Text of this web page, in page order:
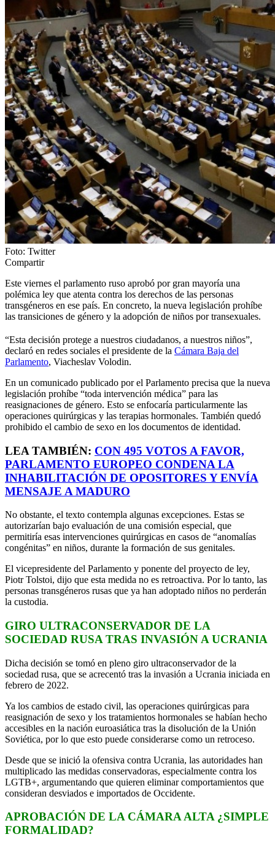
Foto: Twitter
Compartir
Este viernes el parlamento ruso aprobó por gran mayoría una
polémica ley que atenta contra los derechos de las personas
transgéneros en ese país. En concreto, la nueva legislación prohíbe
las transiciones de género y la adopción de niños por transexuales.
“Esta decisión protege a nuestros ciudadanos, a nuestros niños”,
declaró en redes sociales el presidente de la Cámara Baja del
Parlamento, Viacheslav Volodin.
En un comunicado publicado por el Parlamento precisa que la nueva
legislación prohíbe “toda intervención médica” para las
reasignaciones de género. Esto se enfocaría particularmente las
operaciones quirúrgicas y las terapias hormonales. También quedó
prohibido el cambio de sexo en los documentos de identidad.
LEA TAMBIÉN: CON 495 VOTOS A FAVOR,
PARLAMENTO EUROPEO CONDENA LA
INHABILITACIÓN DE OPOSITORES Y ENVÍA
MENSAJE A MADURO
No obstante, el texto contempla algunas excepciones. Estas se
autorizarían bajo evaluación de una comisión especial, que
permitiría esas intervenciones quirúrgicas en casos de “anomalías
congénitas” en niños, durante la formación de sus genitales.
El vicepresidente del Parlamento y ponente del proyecto de ley,
Piotr Tolstoi, dijo que esta medida no es retroactiva. Por lo tanto, las
personas transgéneros rusas que ya han adoptado niños no perderán
la custodia.
GIRO ULTRACONSERVADOR DE LA
SOCIEDAD RUSA TRAS INVASIÓN A UCRANIA
Dicha decisión se tomó en pleno giro ultraconservador de la
sociedad rusa, que se acrecentó tras la invasión a Ucrania iniciada en
febrero de 2022.
Ya los cambios de estado civil, las operaciones quirúrgicas para
reasignación de sexo y los tratamientos hormonales se habían hecho
accesibles en la nación euroasiática tras la disolución de la Unión
Soviética, por lo que esto puede considerarse como un retroceso.
Desde que se inició la ofensiva contra Ucrania, las autoridades han
multiplicado las medidas conservadoras, especialmente contra los
LGTB+, argumentando que quieren eliminar comportamientos que
consideran desviados e importados de Occidente.
APROBACIÓN DE LA CÁMARA ALTA ¿SIMPLE
FORMALIDAD?